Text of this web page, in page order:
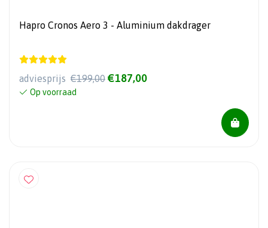
Hapro Cronos Aero 3 - Aluminium dakdrager
adviesprijs €199,00 €187,00
Op voorraad